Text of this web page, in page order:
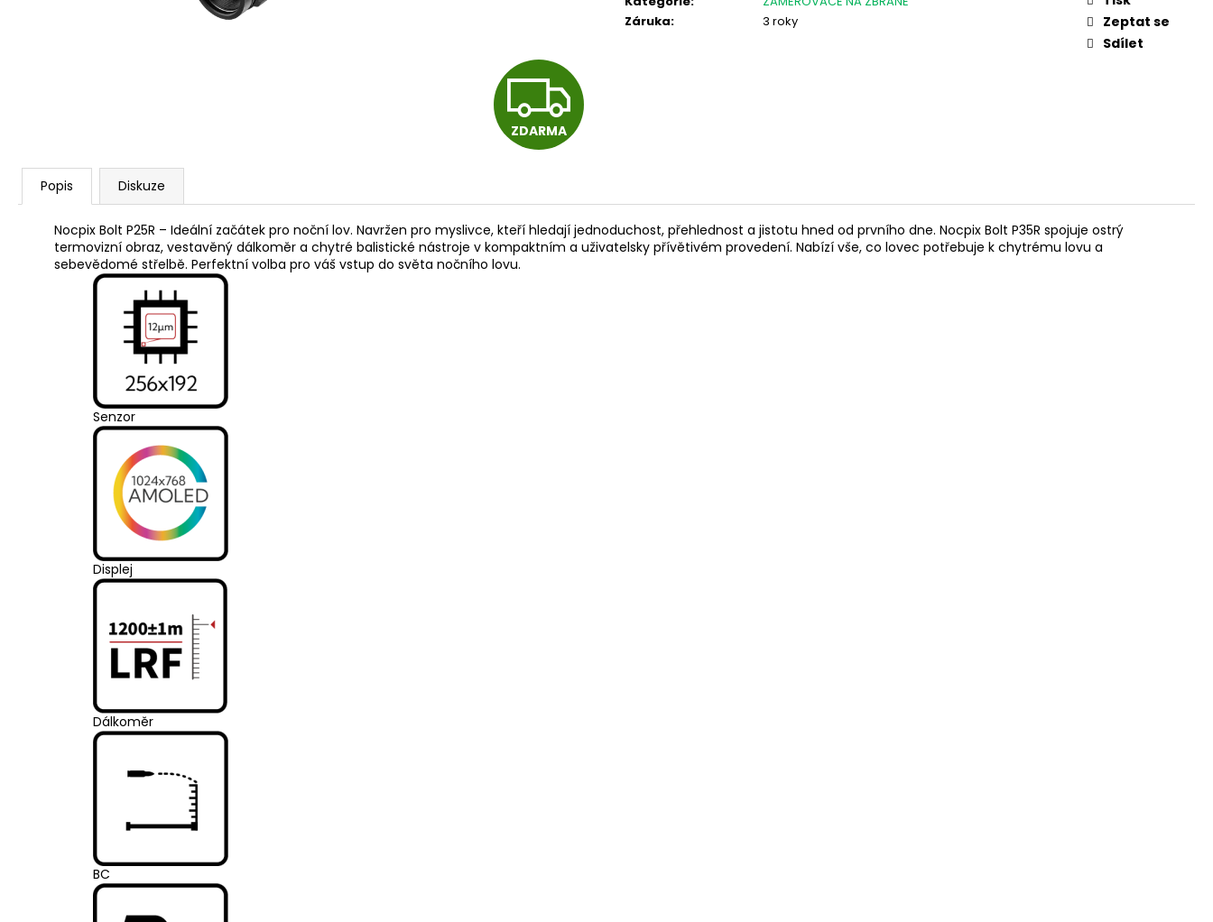
Záruka: 3 roky
Zeptat se
Sdílet
Z
D
A
ZDARMA
Popis Diskuze
Nocpix Bolt P25R – Ideální začátek pro noční lov. Navržen pro myslivce, kteří hledají jednoduchost, přehlednost a jistotu hned od prvního dne. Nocpix Bolt P35R spojuje ostrý
termovizní obraz, vestavěný dálkoměr a chytré balistické nástroje v kompaktním a uživatelsky přívětivém provedení. Nabízí vše, co lovec potřebuje k chytrému lovu a
sebevědomé střelbě. Perfektní volba pro váš vstup do světa nočního lovu.
Senzor
Displej
Dálkoměr
BC
S&B 6MM FLOBERT ME COURT
/KULIČKA/ 1,05 G - 100KS
RWS 6MM FLOBERT ŠPIČKA - 150KS
PISTOLE HS S5 CAL. 45 AUTO, 3,3"